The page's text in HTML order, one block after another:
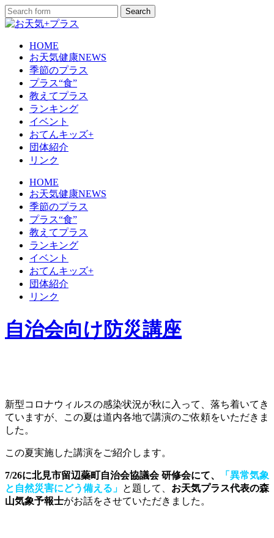
HOME
お天気健康NEWS
季節のプラス
プラス“食”
教えてプラス
ランキング
イベント
おてんキッズ+
団体紹介
リンク
HOME
お天気健康NEWS
季節のプラス
プラス“食”
教えてプラス
ランキング
イベント
おてんキッズ+
団体紹介
リンク
自治会向け防災講座
新型コロナウィルスの感染状況が秋に入って、落ち着いてき
ていますが、この夏は道内各地で講演のご依頼をいただきま
した。
この夏実施した講演をご紹介します。
7/26に北見市留辺蘂町自治会協議会 研修会にて、
「異常気象
と自然災害にどう備える」 と題して、 お天気プラス代表の森
山気象予報士がお話をさせていただきました。